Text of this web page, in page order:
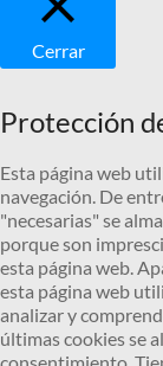
Cerrar
Protección
Esta página web
navegación. De
"necesarias" se
porque son
esta página web.
esta página web
analizar y
últimas cookies se
consentimiento.